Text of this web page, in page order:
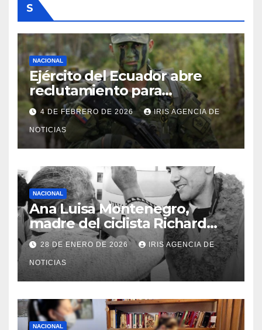
S
NACIONAL
Ejército del Ecuador abre
reclutamiento para
bachilleres a partir de este
viernes 6 de febrero
4 DE FEBRERO DE 2026 IRIS AGENCIA DE
NOTICIAS
NACIONAL
Ana Luisa Montenegro,
madre del ciclista Richard
Carapaz falleció en Tulcán, a
los 73 años
28 DE ENERO DE 2026 IRIS AGENCIA DE
NOTICIAS
NACIONAL